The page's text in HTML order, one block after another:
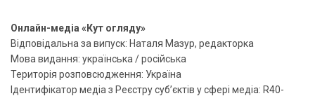
Онлайн-медіа «Кут огляду»
Відповідальна за випуск: Наталя Мазур, редакторка
Мова видання: українська / російська
Територія розповсюдження: Україна
Ідентифікатор медіа з Реєстру суб’єктів у сфері медіа: R40-